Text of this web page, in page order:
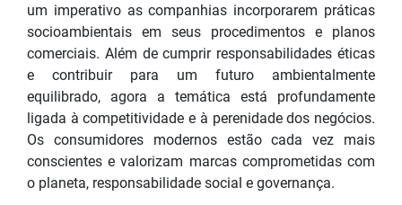
um imperativo as companhias incorporarem práticas
socioambientais em seus procedimentos e planos
comerciais. Além de cumprir responsabilidades éticas
e contribuir para um futuro ambientalmente
equilibrado, agora a temática está profundamente
ligada à competitividade e à perenidade dos negócios.
Os consumidores modernos estão cada vez mais
conscientes e valorizam marcas comprometidas com
o planeta, responsabilidade social e governança.